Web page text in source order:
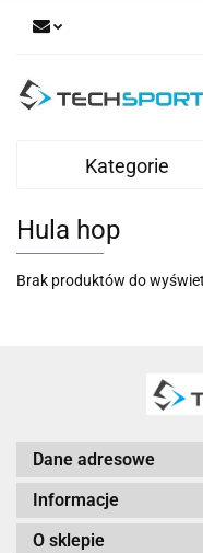
Kategorie
Hula hop
Brak produktów do
Dane adresowe
Informacje
O sklepie